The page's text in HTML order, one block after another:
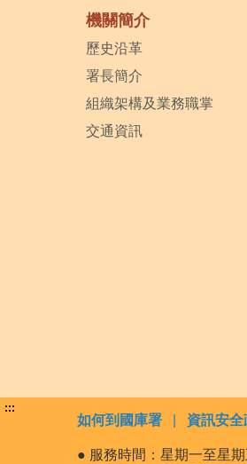
機關簡介
歷史沿革
署長簡介
組織架構及業務職掌
交通資訊
:::
如何到國庫署 資訊安全
● 服務時間：星期一至星